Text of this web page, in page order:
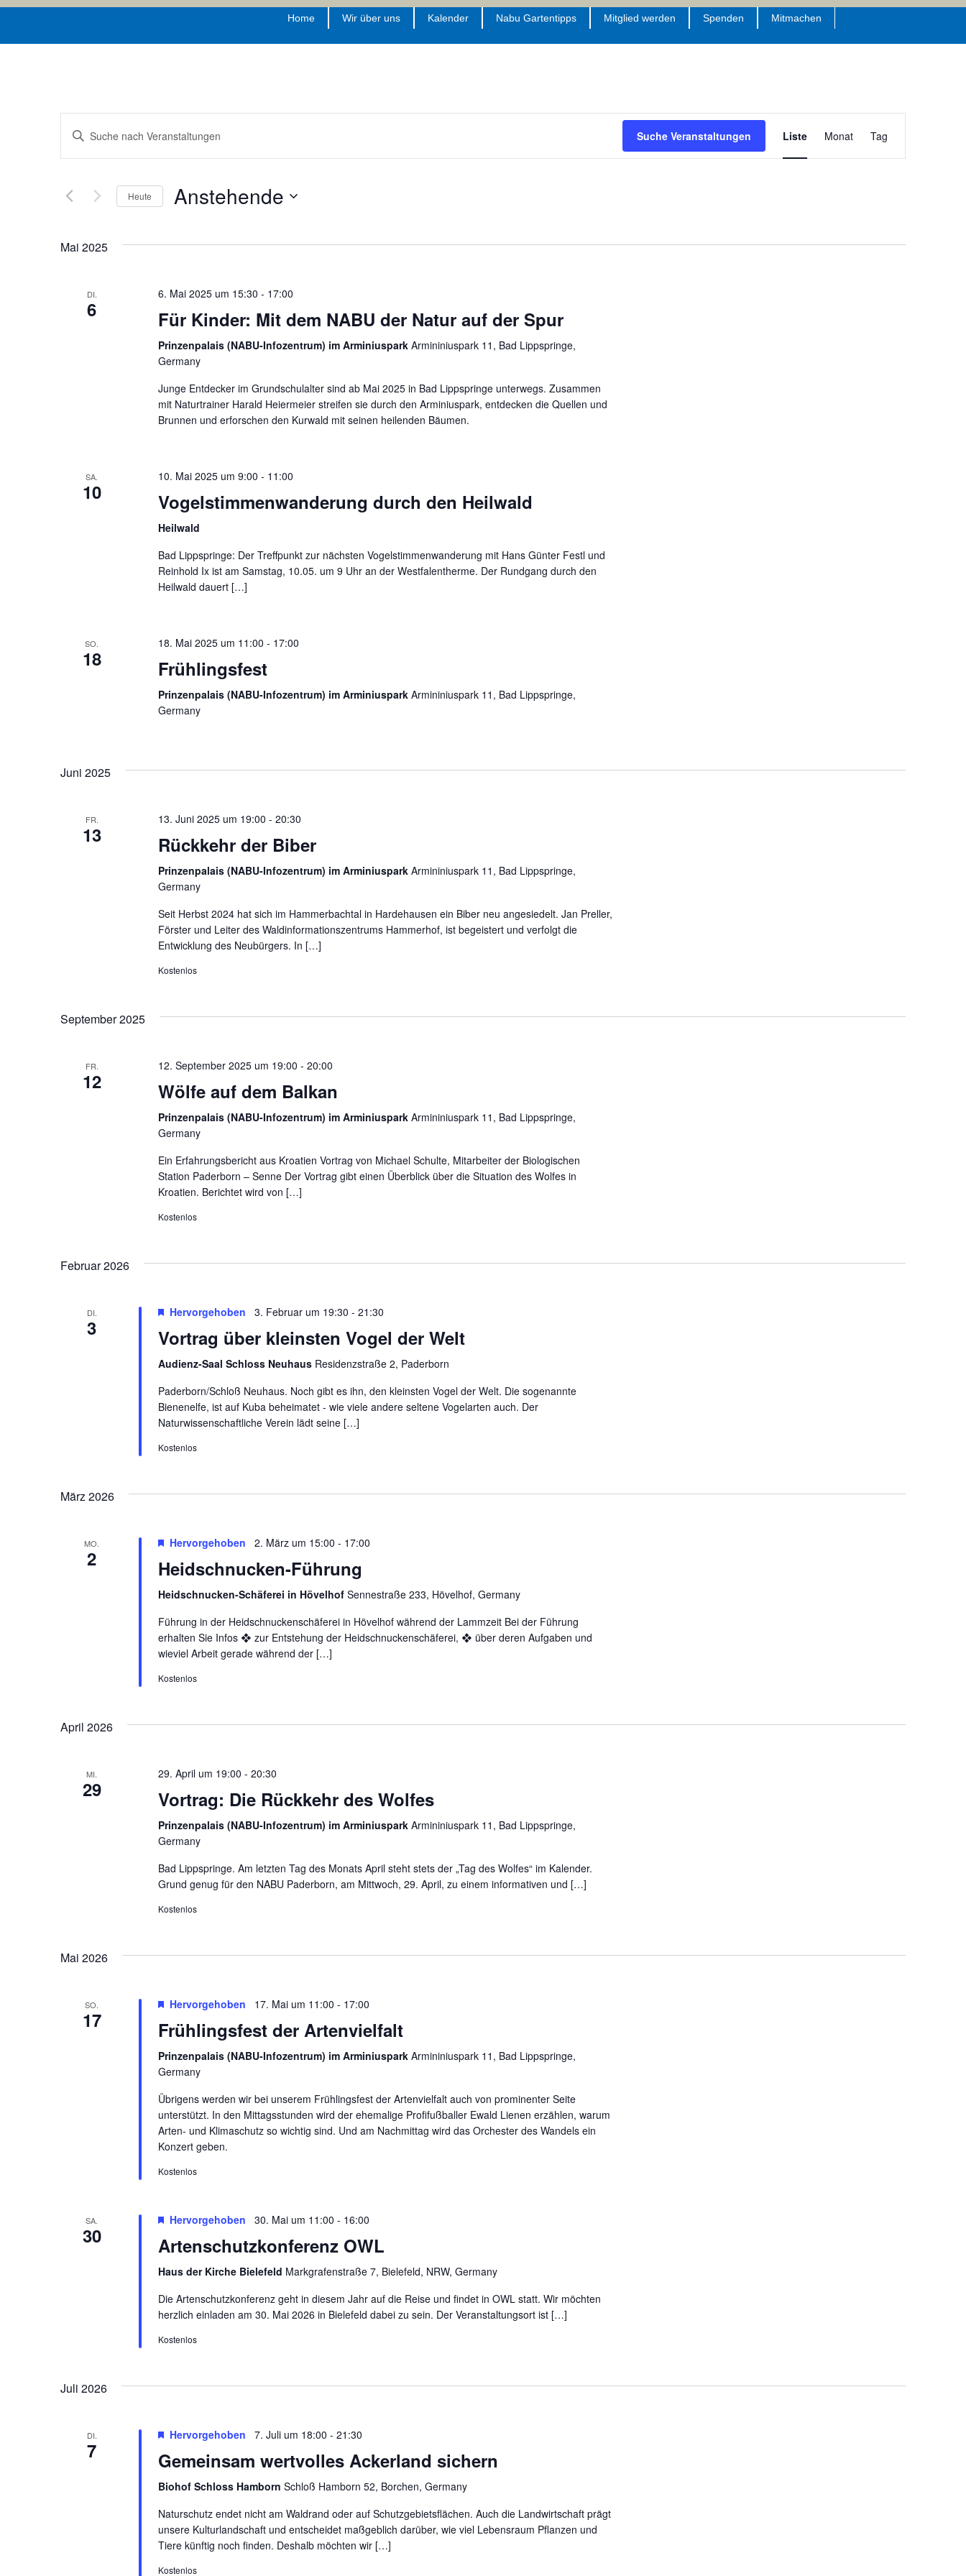
Home Wir über uns Kalender Nabu Gartentipps Mitglied werden Spenden Mitmachen
Veranstaltungen
Suche
Ansichten,
Schlüsselwort
Suche
Schlüsselwort.
Suche Veranstaltungen
Ansichten-
Liste Monat Tag
Heute Anstehende
Mai 2025
DI.
6
6. Mai 2025 um 15:30 - 17:00
Für Kinder: Mit dem NABU der Natur auf der Spur
Prinzenpalais (NABU-Infozentrum) im Arminiuspark Armininiuspark 11, Bad Lippspringe,
Germany
Junge Entdecker im Grundschulalter sind ab Mai 2025 in Bad Lippspringe unterwegs. Zusammen
mit Naturtrainer Harald Heiermeier streifen sie durch den Arminiuspark, entdecken die Quellen und
Brunnen und erforschen den Kurwald mit seinen heilenden Bäumen.
SA.
10
10. Mai 2025 um 9:00 - 11:00
Vogelstimmenwanderung durch den Heilwald
Heilwald
Bad Lippspringe: Der Treffpunkt zur nächsten Vogelstimmenwanderung mit Hans Günter Festl und
Reinhold Ix ist am Samstag, 10.05. um 9 Uhr an der Westfalentherme. Der Rundgang durch den
Heilwald dauert […]
SO.
18
18. Mai 2025 um 11:00 - 17:00
Frühlingsfest
Prinzenpalais (NABU-Infozentrum) im Arminiuspark Armininiuspark 11, Bad Lippspringe,
Germany
Juni 2025
FR.
13
13. Juni 2025 um 19:00 - 20:30
Rückkehr der Biber
Prinzenpalais (NABU-Infozentrum) im Arminiuspark Armininiuspark 11, Bad Lippspringe,
Germany
Seit Herbst 2024 hat sich im Hammerbachtal in Hardehausen ein Biber neu angesiedelt. Jan Preller,
Förster und Leiter des Waldinformationszentrums Hammerhof, ist begeistert und verfolgt die
Entwicklung des Neubürgers. In […]
Kostenlos
September 2025
FR.
12
12. September 2025 um 19:00 - 20:00
Wölfe auf dem Balkan
Prinzenpalais (NABU-Infozentrum) im Arminiuspark Armininiuspark 11, Bad Lippspringe,
Germany
Ein Erfahrungsbericht aus Kroatien Vortrag von Michael Schulte, Mitarbeiter der Biologischen
Station Paderborn – Senne Der Vortrag gibt einen Überblick über die Situation des Wolfes in
Kroatien. Berichtet wird von […]
Kostenlos
Februar 2026
DI.
3
Hervorgehoben 3. Februar um 19:30 - 21:30
Vortrag über kleinsten Vogel der Welt
Audienz-Saal Schloss Neuhaus Residenzstraße 2, Paderborn
Paderborn/Schloß Neuhaus. Noch gibt es ihn, den kleinsten Vogel der Welt. Die sogenannte
Bienenelfe, ist auf Kuba beheimatet - wie viele andere seltene Vogelarten auch. Der
Naturwissenschaftliche Verein lädt seine […]
Kostenlos
März 2026
MO.
2
Hervorgehoben 2. März um 15:00 - 17:00
Heidschnucken-Führung
Heidschnucken-Schäferei in Hövelhof Sennestraße 233, Hövelhof, Germany
Führung in der Heidschnuckenschäferei in Hövelhof während der Lammzeit Bei der Führung
erhalten Sie Infos ❖ zur Entstehung der Heidschnuckenschäferei, ❖ über deren Aufgaben und
wieviel Arbeit gerade während der […]
Kostenlos
April 2026
MI.
29
29. April um 19:00 - 20:30
Vortrag: Die Rückkehr des Wolfes
Prinzenpalais (NABU-Infozentrum) im Arminiuspark Armininiuspark 11, Bad Lippspringe,
Germany
Bad Lippspringe. Am letzten Tag des Monats April steht stets der „Tag des Wolfes“ im Kalender.
Grund genug für den NABU Paderborn, am Mittwoch, 29. April, zu einem informativen und […]
Kostenlos
Mai 2026
SO.
17
Hervorgehoben 17. Mai um 11:00 - 17:00
Frühlingsfest der Artenvielfalt
Prinzenpalais (NABU-Infozentrum) im Arminiuspark Armininiuspark 11, Bad Lippspringe,
Germany
Übrigens werden wir bei unserem Frühlingsfest der Artenvielfalt auch von prominenter Seite
unterstützt. In den Mittagsstunden wird der ehemalige Profifußballer Ewald Lienen erzählen, warum
Arten- und Klimaschutz so wichtig sind. Und am Nachmittag wird das Orchester des Wandels ein
Konzert geben.
Kostenlos
SA.
30
Hervorgehoben 30. Mai um 11:00 - 16:00
Artenschutzkonferenz OWL
Haus der Kirche Bielefeld Markgrafenstraße 7, Bielefeld, NRW, Germany
Die Artenschutzkonferenz geht in diesem Jahr auf die Reise und findet in OWL statt. Wir möchten
herzlich einladen am 30. Mai 2026 in Bielefeld dabei zu sein. Der Veranstaltungsort ist […]
Kostenlos
Juli 2026
DI.
7
Hervorgehoben 7. Juli um 18:00 - 21:30
Gemeinsam wertvolles Ackerland sichern
Biohof Schloss Hamborn Schloß Hamborn 52, Borchen, Germany
Naturschutz endet nicht am Waldrand oder auf Schutzgebietsflächen. Auch die Landwirtschaft prägt
unsere Kulturlandschaft und entscheidet maßgeblich darüber, wie viel Lebensraum Pflanzen und
Tiere künftig noch finden. Deshalb möchten wir […]
Kostenlos